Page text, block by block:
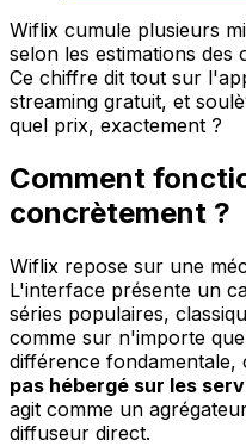
Wiflix cumule plusieurs
selon les estimations des
Ce chiffre dit tout sur
streaming gratuit, et
quel prix, exactement ?
Comment
concrètement ?
Wiflix repose sur une
L'interface présente un
séries populaires,
comme sur n'importe
différence fondamentale,
pas hébergé sur les
agit comme un
diffuseur direct.